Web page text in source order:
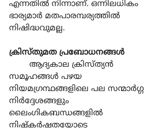
എന്നതില്‍ നിന്നാണ്. ഒന്നിലധികം
ഭാര്യമാര്‍ മതപാരമ്പര്യത്തില്‍
നിഷിദ്ധവുമല്ല.
ക്രിസ്തുമത പ്രബോധനങ്ങള്‍
സമൂഹങ്ങള്‍ പഴയ
നിയമഗ്രന്ഥങ്ങളിലെ പല സന്മാര്‍ഗ്ഗ
നിര്‍ദ്ദേശങ്ങളും
ലൈംഗികബന്ധങ്ങളില്‍
നിഷ്കര്‍ഷതയോടെ